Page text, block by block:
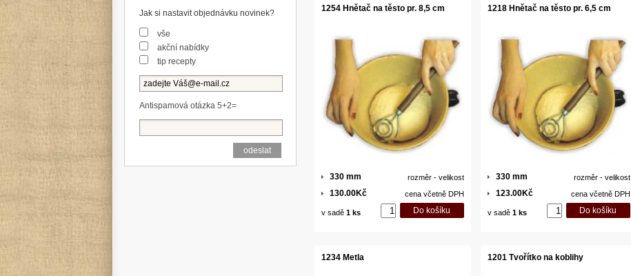
1254 Hnětač na těsto pr. 8,5 cm
rozměr - velikost
330 mm
cena včetně DPH
130.00Kč
v sadě 1 ks
1218 Hnětač na těsto pr. 6,5 cm
rozměr - velikost
330 mm
cena včetně DPH
123.00Kč
v sadě 1 ks
1234 Metla 1201 Tvořítko na koblihy
Jak si nastavit objednávku novinek?
vše
akční nabídky
tip recepty
Antispamová otázka 5+2=